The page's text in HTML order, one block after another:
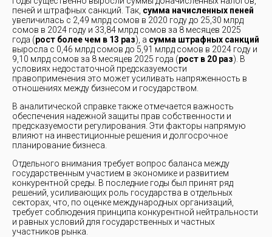
пеней и штрафных санкций. Так, сумма начисленных пеней
увеличилась с 2,49 млрд сомов в 2020 году до 25,30 млрд
сомов в 2024 году и 33,84 млрд сомов за 8 месяцев 2025
года (рост более чем в 13 раз), а сумма штрафных санкций
выросла с 0,46 млрд сомов до 5,91 млрд сомов в 2024 году и
9,10 млрд сомов за 8 месяцев 2025 года (рост в 20 раз). В
условиях недостаточной предсказуемости
правоприменения это может усиливать напряженность в
отношениях между бизнесом и государством.
В аналитической справке также отмечается важность
обеспечения надежной защиты прав собственности и
предсказуемости регулирования. Эти факторы напрямую
влияют на инвестиционные решения и долгосрочное
планирование бизнеса.
Отдельного внимания требует вопрос баланса между
государственным участием в экономике и развитием
конкурентной среды. В последние годы был принят ряд
решений, усиливающих роль государства в отдельных
секторах, что, по оценке международных организаций,
требует соблюдения принципа конкурентной нейтральности
и равных условий для государственных и частных
участников рынка.